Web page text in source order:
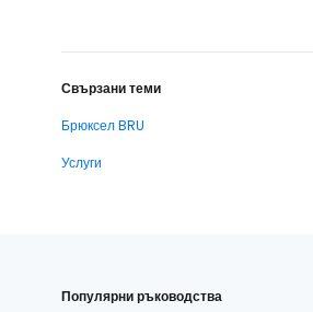
Свързани теми
Брюксел BRU
Услуги
Популярни ръководства